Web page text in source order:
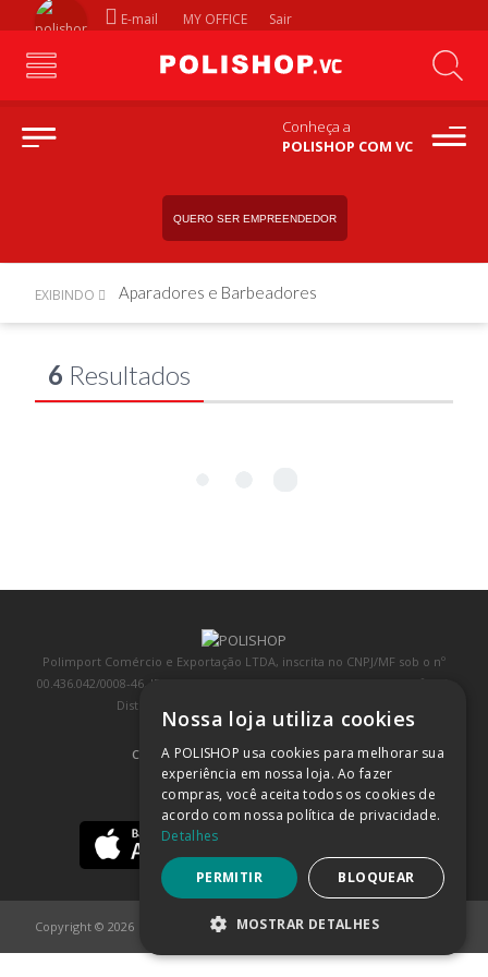
E-mail MY OFFICE Sair
Conheça a
POLISHOP COM VC
QUERO SER EMPREENDEDOR
EXIBINDO Aparadores e Barbeadores
6 Resultados
Polimport Comércio e Exportação LTDA, inscrita no CNPJ/MF sob o nº
00.436.042/0008-46, IE 407.458.707.103, com sede na Rua Kanebo, nº 175,
Distrito Industrial, Jundiaí/SP, CEP: 13213-090
COMPRA 100% SEGURA (SAIBA MAIS)
BAIXE NOSSO APP
Copyright © 2026
Nossa loja utiliza cookies
A POLISHOP usa cookies para melhorar sua
experiência em nossa loja. Ao fazer
compras, você aceita todos os cookies de
acordo com nossa política de privacidade.
Detalhes
PERMITIR BLOQUEAR
MOSTRAR DETALHES
ESTRITAMENTE NECESSÁRIOS